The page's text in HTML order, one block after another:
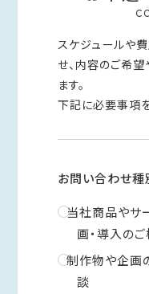
スケジュールや
せ、内容のご希
ます。
下記に必要事項